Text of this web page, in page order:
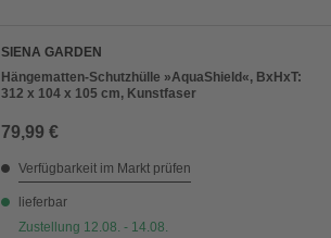
SIENA GARDEN
Hängematten-Schutzhülle »AquaShield«, BxHxT:
312 x 104 x 105 cm, Kunstfaser
79,99 €
Verfügbarkeit im Markt prüfen
lieferbar
Zustellung 12.08. - 14.08.